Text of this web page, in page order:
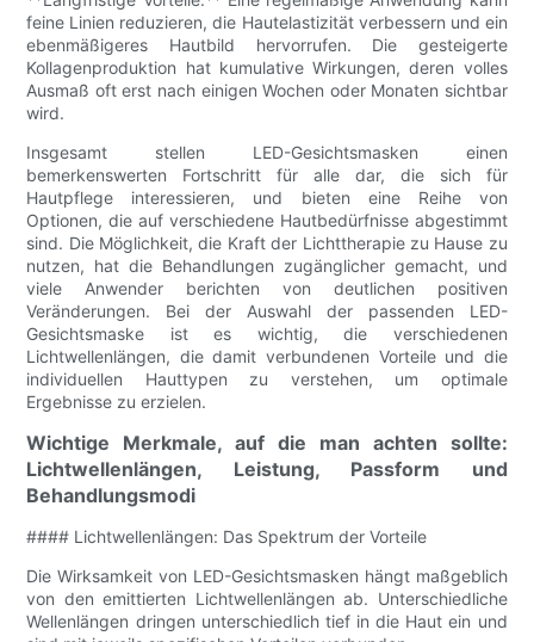
feine Linien reduzieren, die Hautelastizität verbessern und ein
ebenmäßigeres Hautbild hervorrufen. Die gesteigerte
Kollagenproduktion hat kumulative Wirkungen, deren volles
Ausmaß oft erst nach einigen Wochen oder Monaten sichtbar
wird.
Insgesamt stellen LED-Gesichtsmasken einen
bemerkenswerten Fortschritt für alle dar, die sich für
Hautpflege interessieren, und bieten eine Reihe von
Optionen, die auf verschiedene Hautbedürfnisse abgestimmt
sind. Die Möglichkeit, die Kraft der Lichttherapie zu Hause zu
nutzen, hat die Behandlungen zugänglicher gemacht, und
viele Anwender berichten von deutlichen positiven
Veränderungen. Bei der Auswahl der passenden LED-
Gesichtsmaske ist es wichtig, die verschiedenen
Lichtwellenlängen, die damit verbundenen Vorteile und die
individuellen Hauttypen zu verstehen, um optimale
Ergebnisse zu erzielen.
Wichtige Merkmale, auf die man achten sollte:
Lichtwellenlängen, Leistung, Passform und
Behandlungsmodi
#### Lichtwellenlängen: Das Spektrum der Vorteile
Die Wirksamkeit von LED-Gesichtsmasken hängt maßgeblich
von den emittierten Lichtwellenlängen ab. Unterschiedliche
Wellenlängen dringen unterschiedlich tief in die Haut ein und